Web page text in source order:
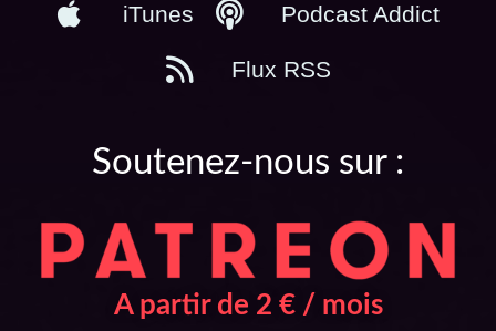
iTunes Podcast Addict
Flux RSS
Soutenez-nous sur :
A partir de 2 € / mois